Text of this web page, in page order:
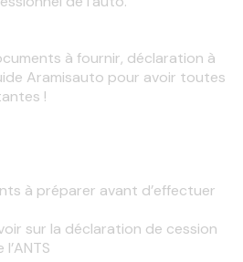
à fournir, déclaration à
Aramisauto pour avoir toutes
!
à préparer avant d’effectuer
sur la déclaration de cession